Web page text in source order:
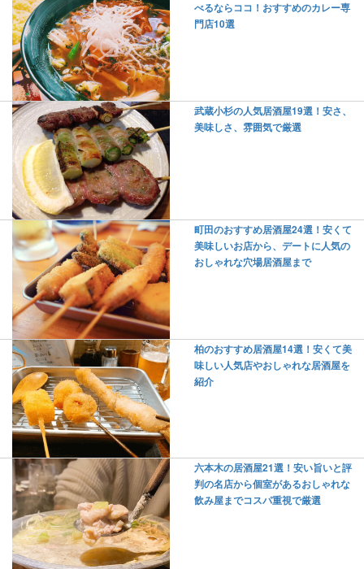
べるならココ！おすすめのカレー専
門店10選
武蔵小杉の人気居酒屋19選！安さ、
美味しさ、雰囲気で厳選
町田のおすすめ居酒屋24選！安くて
美味しいお店から、デートに人気の
おしゃれな穴場居酒屋まで
柏のおすすめ居酒屋14選！安くて美
味しい人気店やおしゃれな居酒屋を
紹介
六本木の居酒屋21選！安い旨いと評
判の名店から個室があるおしゃれな
飲み屋までコスパ重視で厳選